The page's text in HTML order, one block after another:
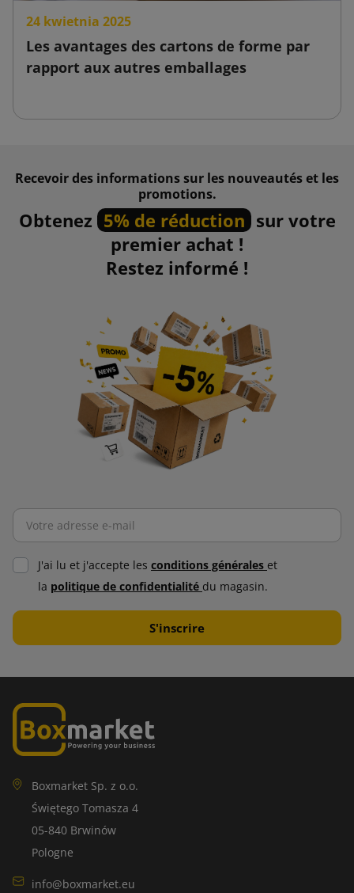
24 kwietnia 2025
Les avantages des cartons de forme par
rapport aux autres emballages
Recevoir des informations sur les nouveautés et les
promotions.
Obtenez 5% de réduction sur votre
premier achat !
Restez informé !
J'ai lu et j'accepte les conditions générales et
la politique de confidentialité du magasin.
Boxmarket Sp. z o.o.
Świętego Tomasza 4
05-840 Brwinów
Pologne
info@boxmarket.eu